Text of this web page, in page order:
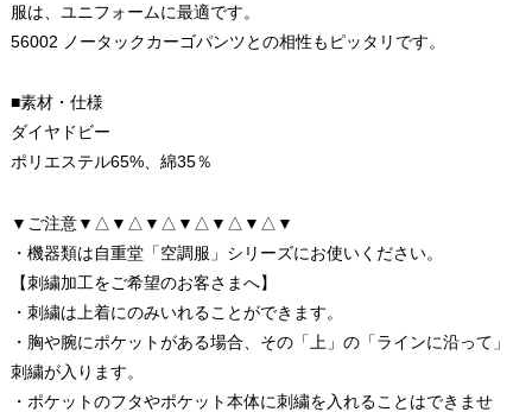
服は、ユニフォームに最適です。
56002 ノータックカーゴパンツとの相性もピッタリです。
■素材・仕様
ダイヤドビー
ポリエステル65%、綿35％
▼ご注意▼△▼△▼△▼△▼△▼△▼
・機器類は自重堂「空調服」シリーズにお使いください。
【刺繍加工をご希望のお客さまへ】
・刺繍は上着にのみいれることができます。
・胸や腕にポケットがある場合、その「上」の「ラインに沿って」
刺繍が入ります。
・ポケットのフタやポケット本体に刺繍を入れることはできませ